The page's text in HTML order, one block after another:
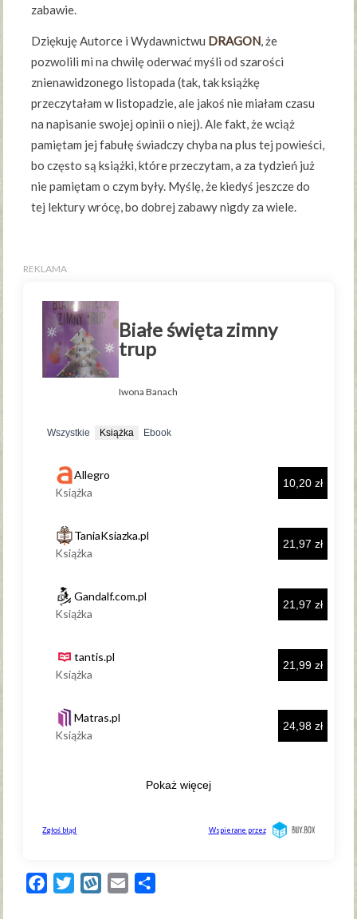
zabawie.
Dziękuję Autorce i Wydawnictwu DRAGON , że
pozwolili mi na chwilę oderwać myśli od szarości
znienawidzonego listopada (tak, tak książkę
przeczytałam w listopadzie, ale jakoś nie miałam czasu
na napisanie swojej opinii o niej). Ale fakt, że wciąż
pamiętam jej fabułę świadczy chyba na plus tej powieści,
bo często są książki, które przeczytam, a za tydzień już
nie pamiętam o czym były. Myślę, że kiedyś jeszcze do
tej lektury wrócę, bo dobrej zabawy nigdy za wiele.
FacebookTwitterWykopEmail